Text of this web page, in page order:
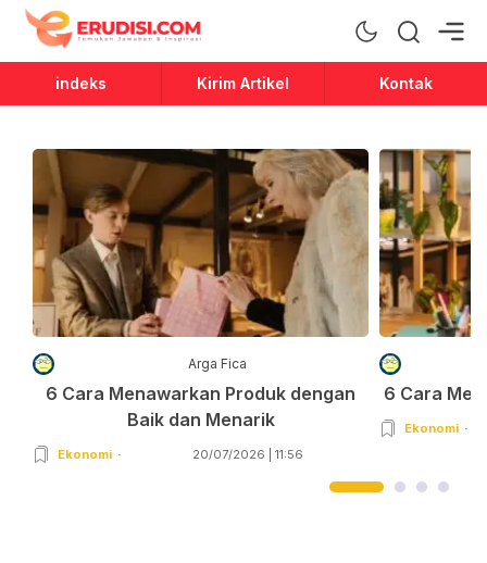
Erudisi
Temukan Jawaban dan Inspirasi
indeks Kirim Artikel Kontak
Arga Fica
6 Cara Menawarkan Produk dengan
Baik dan Menarik
Ekonomi 20/07/2026 | 11:56
6 Cara
Ekonomi